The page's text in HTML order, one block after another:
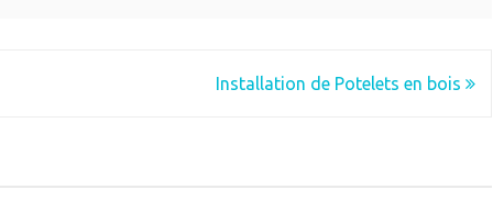
Installation de Potelets en bois